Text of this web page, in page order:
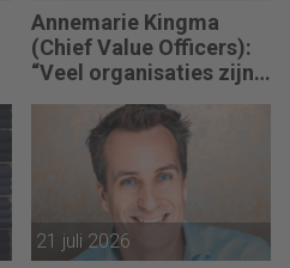
Annemarie Kingma
(Chief Value Officers):
“Veel organisaties zijn
uitstekend ingericht
voor de wereld van
vandaag.”
21 juli 2026